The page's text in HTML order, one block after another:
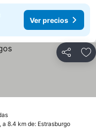
Ver precios
Compartir
Ver precios
a 8.4 km de: Estrasburgo